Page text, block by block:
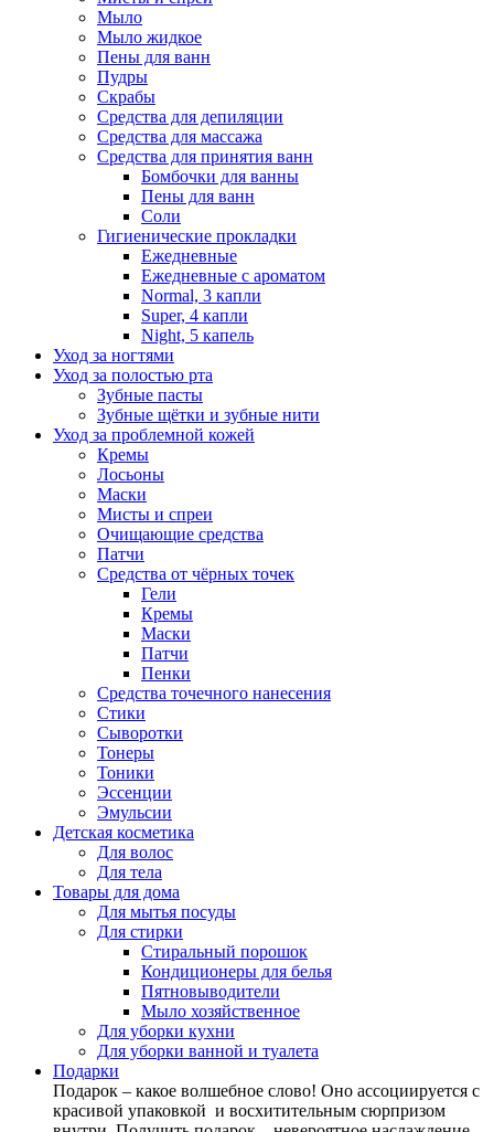
Мыло
Мыло жидкое
Пены для ванн
Пудры
Скрабы
Средства для депиляции
Средства для массажа
Средства для принятия ванн
Бомбочки для ванны
Пены для ванн
Соли
Гигиенические прокладки
Ежедневные
Ежедневные с ароматом
Normal, 3 капли
Super, 4 капли
Night, 5 капель
Уход за ногтями
Уход за полостью рта
Зубные пасты
Зубные щётки и зубные нити
Уход за проблемной кожей
Кремы
Лосьоны
Маски
Мисты и спреи
Очищающие средства
Патчи
Средства от чёрных точек
Гели
Кремы
Маски
Патчи
Пенки
Средства точечного нанесения
Стики
Сыворотки
Тонеры
Тоники
Эссенции
Эмульсии
Детская косметика
Для волос
Для тела
Товары для дома
Для мытья посуды
Для стирки
Стиральный порошок
Кондиционеры для белья
Пятновыводители
Мыло хозяйственное
Для уборки кухни
Для уборки ванной и туалета
Подарки
Подарок – какое волшебное слово! Оно ассоциируется с
красивой упаковкой и восхитительным сюрпризом